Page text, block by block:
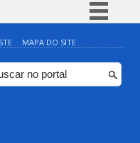
Simplifique!
Comunica BR
Participe
MAPA DO SITE